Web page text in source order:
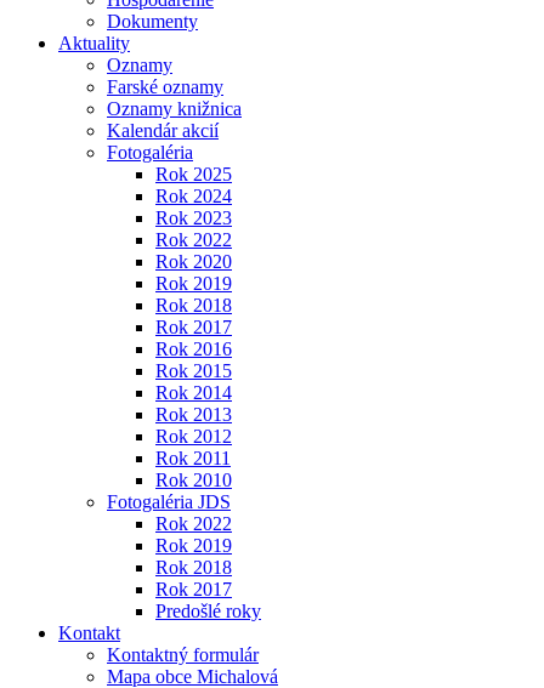
Dokumenty
Aktuality
Oznamy
Farské oznamy
Oznamy knižnica
Kalendár akcií
Fotogaléria
Rok 2025
Rok 2024
Rok 2023
Rok 2022
Rok 2020
Rok 2019
Rok 2018
Rok 2017
Rok 2016
Rok 2015
Rok 2014
Rok 2013
Rok 2012
Rok 2011
Rok 2010
Fotogaléria JDS
Rok 2022
Rok 2019
Rok 2018
Rok 2017
Predošlé roky
Kontakt
Kontaktný formulár
Mapa obce Michalová